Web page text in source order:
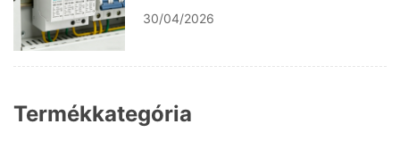
Market Size Analysis
30/04/2026
Termékkategória